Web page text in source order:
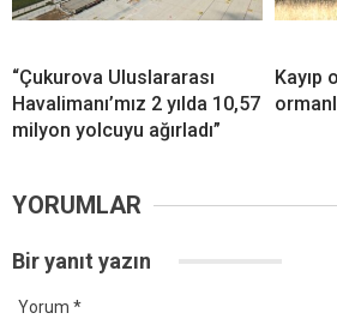
“Çukurova Uluslararası
Havalimanı’mız 2 yılda 10,57
milyon yolcuyu ağırladı”
Kayıp
YORUMLAR
Bir yanıt yazın
Yorum *